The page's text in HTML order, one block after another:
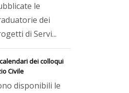
le
dei
di Servi...
dei colloqui
Civile
disponibili le